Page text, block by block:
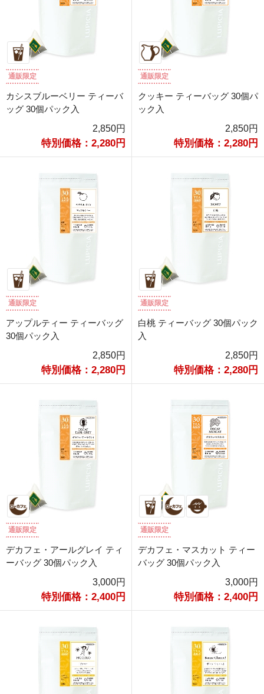
通販限定
カシスブルーベリー ティーバ
ッグ 30個パック入
2,850円
特別価格：2,280円
通販限定
クッキー ティーバッグ 30個パ
ック入
2,850円
特別価格：2,280円
通販限定
アップルティー ティーバッグ
30個パック入
2,850円
特別価格：2,280円
通販限定
白桃 ティーバッグ 30個パック
入
2,850円
特別価格：2,280円
通販限定
デカフェ・アールグレイ ティ
ーバッグ 30個パック入
3,000円
特別価格：2,400円
通販限定
デカフェ・マスカット ティー
バッグ 30個パック入
3,000円
特別価格：2,400円